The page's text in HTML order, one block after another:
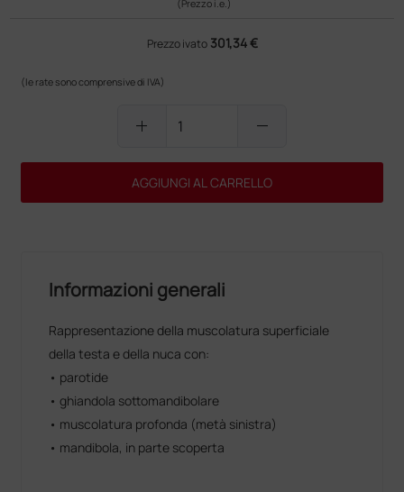
(Prezzo i.e.)
Prezzo ivato 301,34 €
(le rate sono comprensive di IVA)
add remove
AGGIUNGI AL CARRELLO
Informazioni generali
Rappresentazione della muscolatura superficiale
della testa e della nuca con:
• parotide
• ghiandola sottomandibolare
• muscolatura profonda (metà sinistra)
• mandibola, in parte scoperta